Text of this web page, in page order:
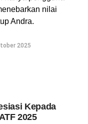
nilai
Andra.
2025
Kepada
2025